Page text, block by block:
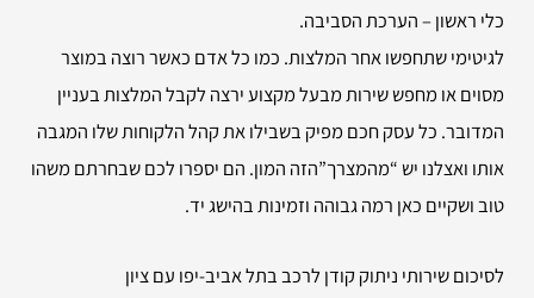
כלי ראשון – הערכת הסביבה.
לגיטימי שתחפשו אחר המלצות. כמו כל אדם כאשר רוצה במוצר
מסוים או מחפש שירות מבעל מקצוע ירצה לקבל המלצות בעניין
המדובר. כל עסק חכם מפיק בשבילו את קהל הלקוחות שלו המגבה
אותו ואצלנו יש “מהמצרך”הזה המון. הם יספרו לכם שבחרתם משהו
טוב ושקיים כאן רמה גבוהה וזמינות בהישג יד.
לסיכום שירותי ניתוק קודן לרכב בתל אביב-יפו עם ציון